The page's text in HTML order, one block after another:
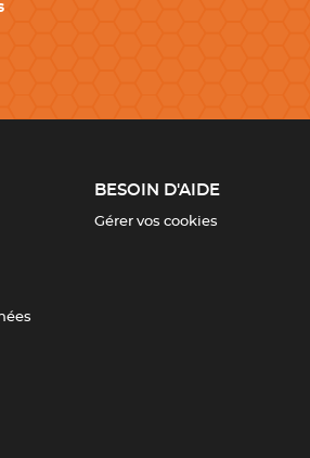
BESOIN D'AIDE
Gérer vos cookies